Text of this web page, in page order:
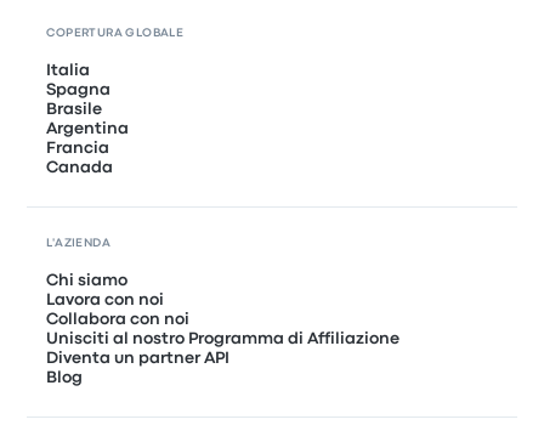
COPERTURA GLOBALE
Italia
Spagna
Brasile
Argentina
Francia
Canada
L'AZIENDA
Chi siamo
Lavora con noi
Collabora con noi
Unisciti al nostro Programma di Affiliazione
Diventa un partner API
Blog